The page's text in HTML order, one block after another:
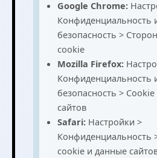
Google Chrome:
Конфиденциальность
безопасность >
cookie
Mozilla Firefox:
Конфиденциальность
безопасность >
сайтов
Safari: Настройки >
Конфиденциальность
cookie и данные